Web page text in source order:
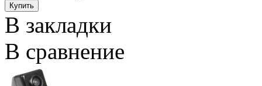
В закладки
В сравнение